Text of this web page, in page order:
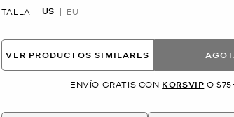
TALLA US EU
VER PRODUCTOS SIMILARES
ENVÍO GRATIS CON KORSVIP O